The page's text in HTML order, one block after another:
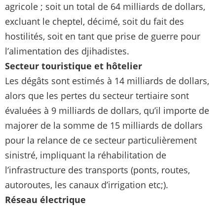
agricole ; soit un total de 64 milliards de dollars,
excluant le cheptel, décimé, soit du fait des
hostilités, soit en tant que prise de guerre pour
l’alimentation des djihadistes.
Secteur touristique et hôtelier
Les dégâts sont estimés à 14 milliards de dollars,
alors que les pertes du secteur tertiaire sont
évaluées à 9 milliards de dollars, qu’il importe de
majorer de la somme de 15 milliards de dollars
pour la relance de ce secteur particulièrement
sinistré, impliquant la réhabilitation de
l’infrastructure des transports (ponts, routes,
autoroutes, les canaux d’irrigation etc;).
Réseau électrique